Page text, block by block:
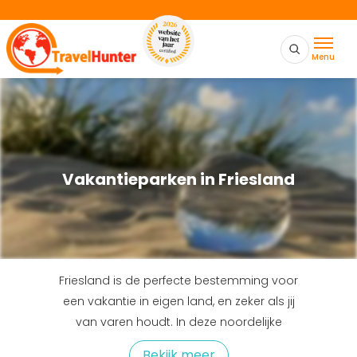
Menu
Vakantieparken in Friesland
Friesland is de perfecte bestemming voor
een vakantie in eigen land, en zeker als jij
van varen houdt. In deze noordelijke
provincie is namelijk heel veel water te